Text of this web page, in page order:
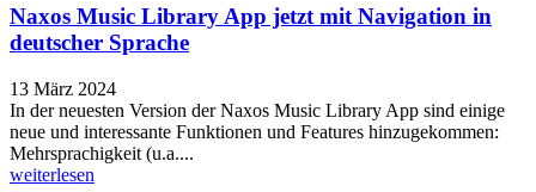
Naxos Music Library App jetzt mit Navigation in
deutscher Sprache
13 März 2024
In der neuesten Version der Naxos Music Library App sind einige
neue und interessante Funktionen und Features hinzugekommen:
Mehrsprachigkeit (u.a....
weiterlesen